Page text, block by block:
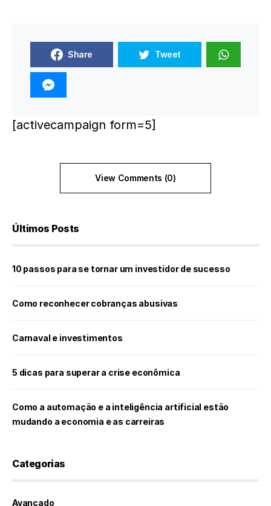
Share Tweet
[activecampaign form=5]
View Comments (0)
Últimos Posts
10 passos para se tornar um investidor de sucesso
Como reconhecer cobranças abusivas
Carnaval e investimentos
5 dicas para superar a crise econômica
Como a automação e a inteligência artificial estão
mudando a economia e as carreiras
Categorias
Avançado